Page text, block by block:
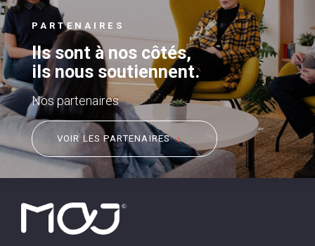
PARTENAIRES
Ils sont à nos côtés,
ils nous soutiennent.
Nos partenaires
VOIR LES PARTENAIRES